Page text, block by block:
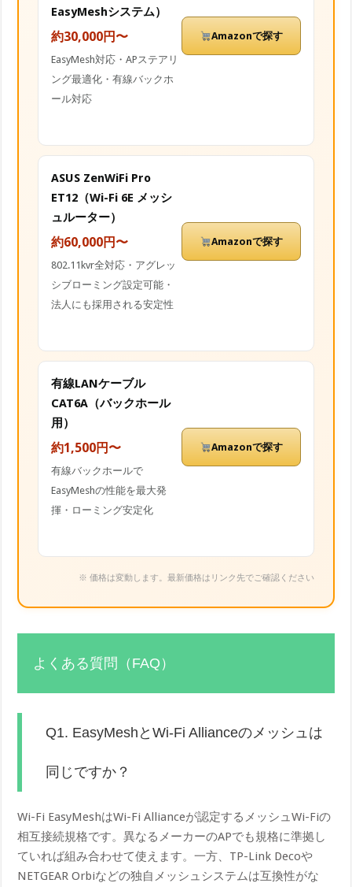
EasyMeshシステム）
約30,000円〜
EasyMesh対応・APステアリ
ング最適化・有線バックホ
ール対応
Amazonで探す
ASUS ZenWiFi Pro
ET12（Wi-Fi 6E メッシ
ュルーター）
約60,000円〜
802.11kvr全対応・アグレッ
シブローミング設定可能・
法人にも採用される安定性
Amazonで探す
有線LANケーブル
CAT6A（バックホール
用）
約1,500円〜
有線バックホールで
EasyMeshの性能を最大発
揮・ローミング安定化
Amazonで探す
※ 価格は変動します。最新価格はリンク先でご確認ください
よくある質問（FAQ）
Q1. EasyMeshとWi-Fi Allianceのメッシュは
同じですか？
Wi-Fi EasyMeshはWi-Fi Allianceが認定するメッシュWi-Fiの
相互接続規格です。異なるメーカーのAPでも規格に準拠し
ていれば組み合わせて使えます。一方、TP-Link Decoや
NETGEAR Orbiなどの独自メッシュシステムは互換性がな